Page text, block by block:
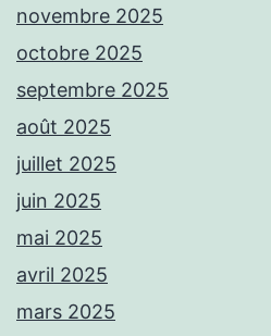
novembre 2025
octobre 2025
septembre 2025
août 2025
juillet 2025
juin 2025
mai 2025
avril 2025
mars 2025